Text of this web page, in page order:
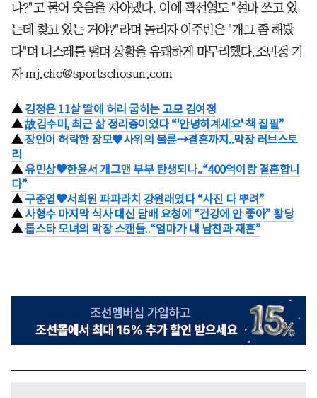
냐?"고 물어 웃음을 자아냈다. 이에 곽선영도 "설마 쓰고 있
는데 찾고 있는 거야?"라며 놀리자 이주빈은 "개그 좀 해봤
다"며 너스레를 떨며 상황을 유쾌하게 마무리했다.조민정 기
자 mj.cho@sportschosun.com
▲ 김정은 11살 딸에 허리 굽히는 고모 김여정
▲故김수미, 최근 삶 정리중이었다 “'안녕히계세요' 책 집필”
▲ 장인이 허락한 장모♥사위의 불륜→결혼까지..막장 러브스토
리
▲ 유민상♥한윤서 개그맨 부부 탄생되나..“400억이랑 결혼합니
다”
▲ 구준엽♥서희원 파파라치 강원래였다 “사진 다 뿌려”
▲ 사형수 마지막 식사 대신 담배 요청에 “건강에 안 좋아” 황당
▲ 톱스타 모녀의 막장 스캔들..“엄마가 내 남친과 재혼”